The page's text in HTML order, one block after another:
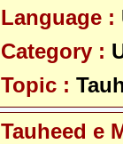
Language :
Category :
Topic :
Tauheed e